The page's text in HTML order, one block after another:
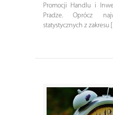
Promocji Handlu i
Pradze. Oprócz
statystycznych z